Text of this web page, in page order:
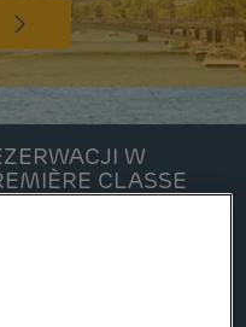
W
CLASSE